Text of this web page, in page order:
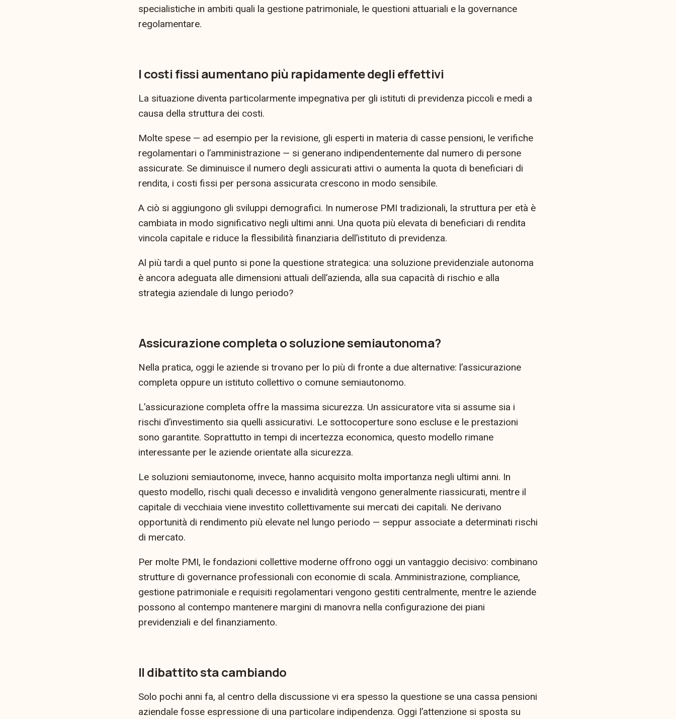
specialistiche in ambiti quali la gestione patrimoniale, le questioni attuariali e la governance
regolamentare.
I costi fissi aumentano più rapidamente degli effettivi
La situazione diventa particolarmente impegnativa per gli istituti di previdenza piccoli e medi a
causa della struttura dei costi.
Molte spese — ad esempio per la revisione, gli esperti in materia di casse pensioni, le verifiche
regolamentari o l’amministrazione — si generano indipendentemente dal numero di persone
assicurate. Se diminuisce il numero degli assicurati attivi o aumenta la quota di beneficiari di
rendita, i costi fissi per persona assicurata crescono in modo sensibile.
A ciò si aggiungono gli sviluppi demografici. In numerose PMI tradizionali, la struttura per età è
cambiata in modo significativo negli ultimi anni. Una quota più elevata di beneficiari di rendita
vincola capitale e riduce la flessibilità finanziaria dell’istituto di previdenza.
Al più tardi a quel punto si pone la questione strategica: una soluzione previdenziale autonoma
è ancora adeguata alle dimensioni attuali dell’azienda, alla sua capacità di rischio e alla
strategia aziendale di lungo periodo?
Assicurazione completa o soluzione semiautonoma?
Nella pratica, oggi le aziende si trovano per lo più di fronte a due alternative: l’assicurazione
completa oppure un istituto collettivo o comune semiautonomo.
L’assicurazione completa offre la massima sicurezza. Un assicuratore vita si assume sia i
rischi d’investimento sia quelli assicurativi. Le sottocoperture sono escluse e le prestazioni
sono garantite. Soprattutto in tempi di incertezza economica, questo modello rimane
interessante per le aziende orientate alla sicurezza.
Le soluzioni semiautonome, invece, hanno acquisito molta importanza negli ultimi anni. In
questo modello, rischi quali decesso e invalidità vengono generalmente riassicurati, mentre il
capitale di vecchiaia viene investito collettivamente sui mercati dei capitali. Ne derivano
opportunità di rendimento più elevate nel lungo periodo — seppur associate a determinati rischi
di mercato.
Per molte PMI, le fondazioni collettive moderne offrono oggi un vantaggio decisivo: combinano
strutture di governance professionali con economie di scala. Amministrazione, compliance,
gestione patrimoniale e requisiti regolamentari vengono gestiti centralmente, mentre le aziende
possono al contempo mantenere margini di manovra nella configurazione dei piani
previdenziali e del finanziamento.
Il dibattito sta cambiando
Solo pochi anni fa, al centro della discussione vi era spesso la questione se una cassa pensioni
aziendale fosse espressione di una particolare indipendenza. Oggi l’attenzione si sposta su